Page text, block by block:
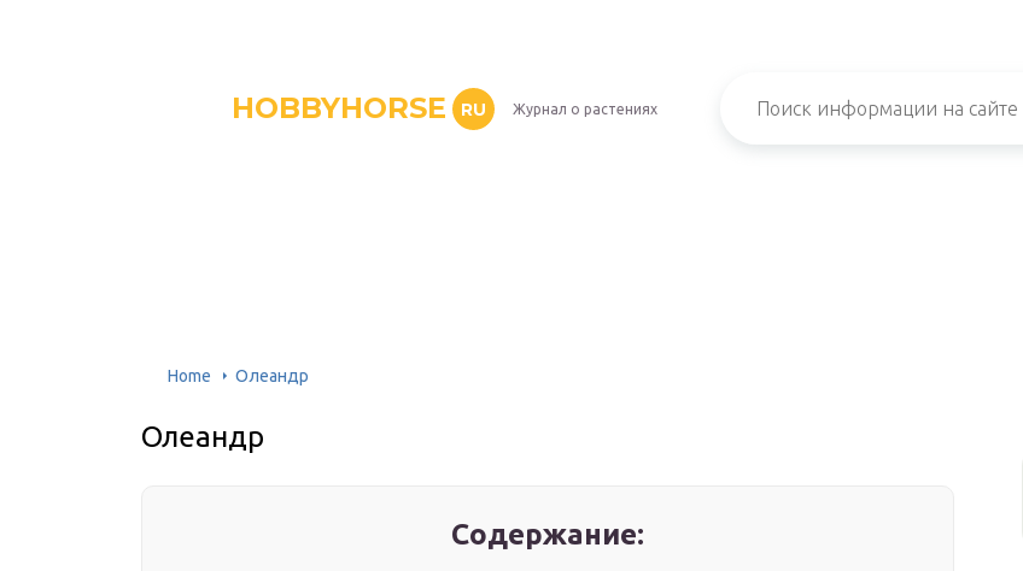
HOBBYHORSE RU Журнал о растениях
Home Олеандр
Олеандр
Содержание: